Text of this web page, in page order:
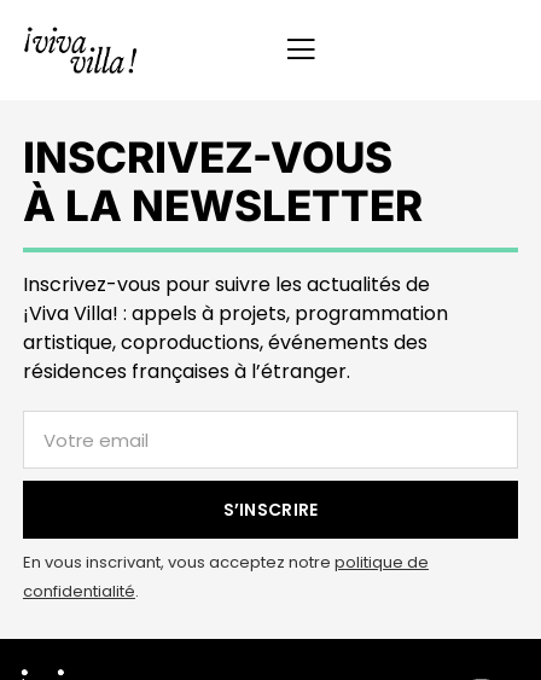
INSCRIVEZ-VOUS
À LA NEWSLETTER
Inscrivez-vous pour suivre les actualités de
¡Viva Villa! : appels à projets, programmation
artistique, coproductions, événements des
résidences françaises à l’étranger.
S’INSCRIRE
En vous inscrivant, vous acceptez notre politique de
confidentialité.